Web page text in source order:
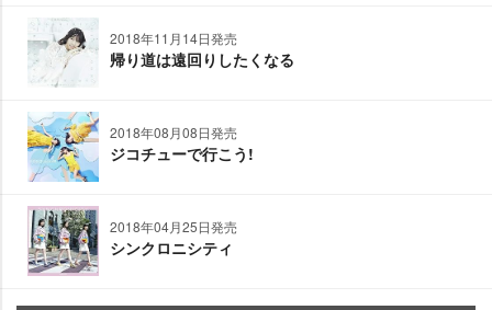
2018年11月14日発売
帰り道は遠回りしたくなる
2018年08月08日発売
ジコチューで行こう!
2018年04月25日発売
シンクロニシティ